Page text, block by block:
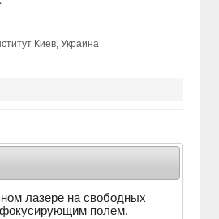
Киев, Украина
лазере на свободных
фокусирующим полем.